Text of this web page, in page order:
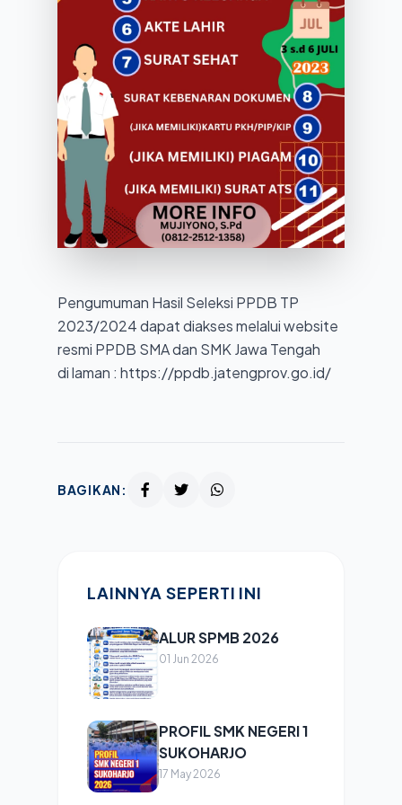
Jaringan
Komputer
dan
Telekomunikasi
(TJKT)
Pengumuman Hasil Seleksi PPDB TP
2023/2024 dapat diakses melalui website
resmi PPDB SMA dan SMK Jawa Tengah
di laman : https://ppdb.jatengprov.go.id/
BAGIKAN:
LAINNYA SEPERTI INI
ALUR SPMB 2026
01 Jun 2026
PROFIL SMK NEGERI 1
SUKOHARJO
17 May 2026